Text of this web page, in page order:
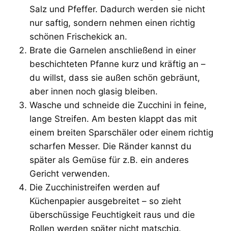
Salz und Pfeffer. Dadurch werden sie nicht
nur saftig, sondern nehmen einen richtig
schönen Frischekick an.
Brate die Garnelen anschließend in einer
beschichteten Pfanne kurz und kräftig an –
du willst, dass sie außen schön gebräunt,
aber innen noch glasig bleiben.
Wasche und schneide die Zucchini in feine,
lange Streifen. Am besten klappt das mit
einem breiten Sparschäler oder einem richtig
scharfen Messer. Die Ränder kannst du
später als Gemüse für z.B. ein anderes
Gericht verwenden.
Die Zucchinistreifen werden auf
Küchenpapier ausgebreitet – so zieht
überschüssige Feuchtigkeit raus und die
Rollen werden später nicht matschig.